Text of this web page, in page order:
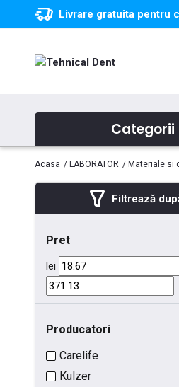
Livrare gratuita pentru
Categorii
Acasa LABORATOR Materiale si
Filtrează
Pret
lei
Producatori
Carelife
Kulzer